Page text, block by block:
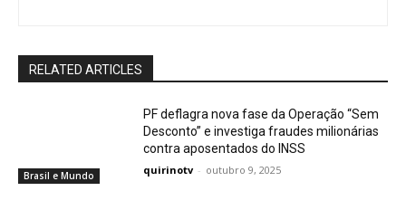
RELATED ARTICLES
Brasil e Mundo
PF deflagra nova fase da Operação “Sem
Desconto” e investiga fraudes milionárias
contra aposentados do INSS
quirinotv - outubro 9, 2025